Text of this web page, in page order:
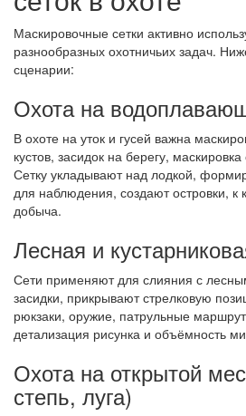
Маскировочные сетки активно
разнообразных охотничьих задач.
сценарии:
Охота на
В охоте на уток и гусей важна
кустов, засидок на берегу,
Сетку укладывают над лодкой,
для наблюдения, создают островки, к
добыча.
Лесная и
Сети применяют для слияния с
засидки, прикрывают стрелковую
рюкзаки, оружие, патрульные
детализация рисунка и объёмность
Охота на открытой
степь, луга)